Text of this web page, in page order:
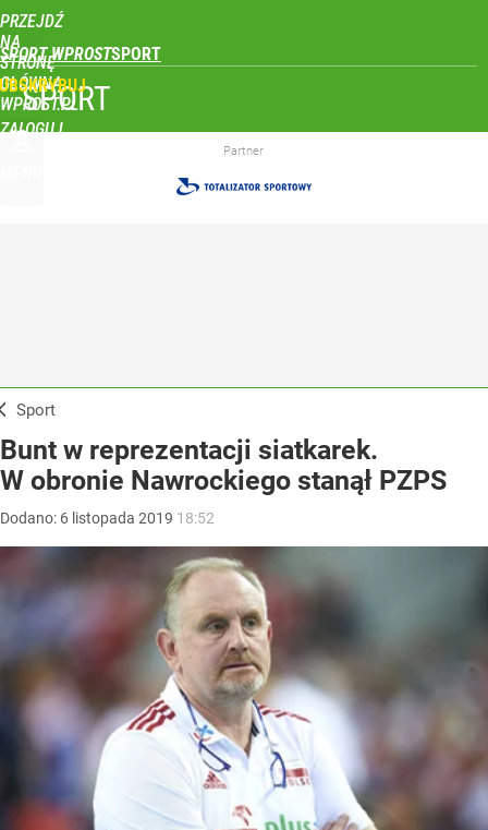
PRZEJDŹ
NA
STRONĘ
GŁÓWNĄ
WPROST.PL
SPORT WPROST
ZALOGUJ
SPORT
Partner
Sport
Bunt w reprezentacji siatkarek.
W obronie Nawrockiego stanął PZPS
Dodano: 6 listopada 2019 18:52